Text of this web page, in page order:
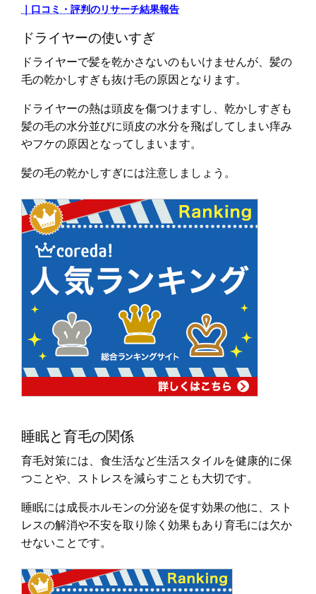
｜口コミ・評判のリサーチ結果報告
ドライヤーの使いすぎ
ドライヤーで髪を乾かさないのもいけませんが、髪の
毛の乾かしすぎも抜け毛の原因となります。
ドライヤーの熱は頭皮を傷つけますし、乾かしすぎも
髪の毛の水分並びに頭皮の水分を飛ばしてしまい痒み
やフケの原因となってしまいます。
髪の毛の乾かしすぎには注意しましょう。
睡眠と育毛の関係
育毛対策には、食生活など生活スタイルを健康的に保
つことや、ストレスを減らすことも大切です。
睡眠には成長ホルモンの分泌を促す効果の他に、スト
レスの解消や不安を取り除く効果もあり育毛には欠か
せないことです。